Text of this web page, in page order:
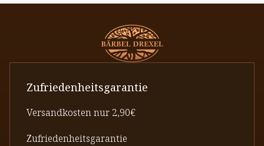
Zufriedenheitsgarantie
Versandkosten nur 2,90€
Zufriedenheitsgarantie